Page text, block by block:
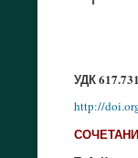
УДК
http://